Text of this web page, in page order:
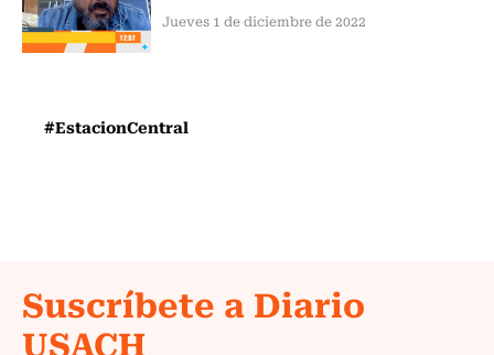
Jueves 1 de diciembre de 2022
#EstacionCentral